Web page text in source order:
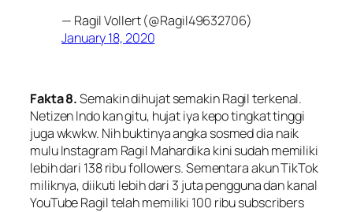
— Ragil Vollert (@Ragil49632706)
January 18, 2020
Fakta 8.Semakin dihujat semakin Ragil terkenal.
Netizen Indo kan gitu, hujat iya kepo tingkat tinggi
juga wkwkw. Nih buktinya angka sosmed dia naik
mulu Instagram Ragil Mahardika kini sudah memiliki
lebih dari 138 ribu followers. Sementara akun TikTok
miliknya, diikuti lebih dari 3 juta pengguna dan kanal
YouTube Ragil telah memiliki 100 ribu subscribers